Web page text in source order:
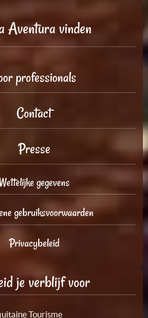
Aventura vinden
professionals
Contact
Presse
gegevens
gebruiksvoorwaarden
Privacybeleid
je verblijf voor
Tourisme